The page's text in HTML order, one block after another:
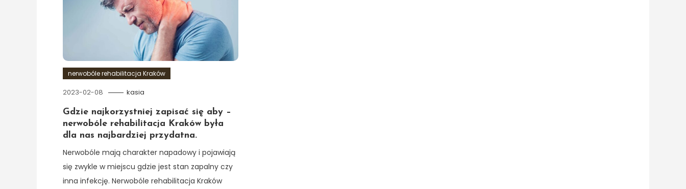
nerwobóle rehabilitacja Kraków
2023-02-08 kasia
Gdzie najkorzystniej zapisać się aby –
nerwobóle rehabilitacja Kraków była
dla nas najbardziej przydatna.
Nerwobóle mają charakter napadowy i pojawiają
się zwykle w miejscu gdzie jest stan zapalny czy
inna infekcję. Nerwobóle rehabilitacja Kraków